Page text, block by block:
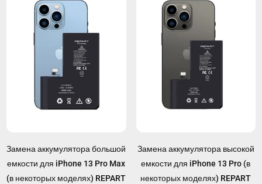
Замена аккумулятора большой
емкости для iPhone 13 Pro Max
(в некоторых моделях) REPART
Замена аккумулятора высокой
емкости для iPhone 13 Pro (в
некоторых моделях) REPART